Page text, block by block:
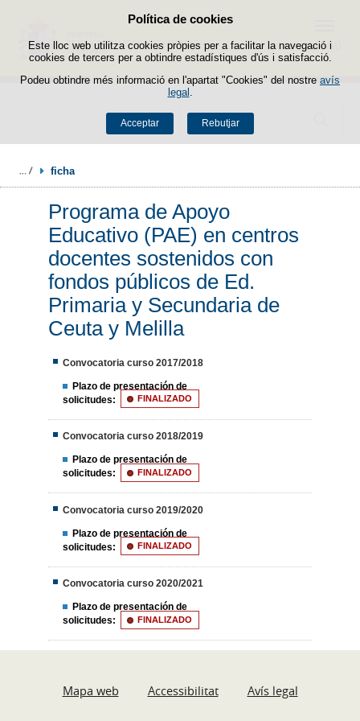
Política de cookies
Este lloc web utilitza cookies pròpies per a facilitar la navegació i
cookies de tercers per a obtindre estadístiques d'ús i satisfacció.
Podeu obtindre més informació en l'apartat "Cookies" del nostre avís
legal
Acceptar Rebutjar
Passar al contingut
Buscador
Menú
ficha
Programa de Apoyo
Educativo (PAE) en centros
docentes sostenidos con
fondos públicos de Ed.
Primaria y Secundaria de
Ceuta y Melilla
Convocatoria curso 2017/2018
Plazo de presentación de
solicitudes:
FINALIZADO
Convocatoria curso 2018/2019
Plazo de presentación de
solicitudes:
FINALIZADO
Convocatoria curso 2019/2020
Plazo de presentación de
solicitudes:
FINALIZADO
Convocatoria curso 2020/2021
Plazo de presentación de
solicitudes:
FINALIZADO
Mapa web Accessibilitat Avís legal